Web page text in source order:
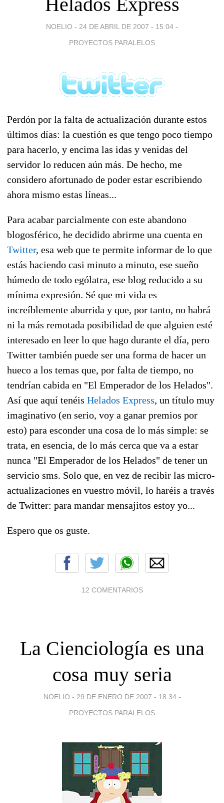
NOELIO - 24 DE ABRIL DE 2007 - 15:04 -
PROYECTOS PARALELOS
Perdón por la falta de actualización durante estos
últimos días: la cuestión es que tengo poco tiempo
para hacerlo, y encima las idas y venidas del
servidor lo reducen aún más. De hecho, me
considero afortunado de poder estar escribiendo
ahora mismo estas líneas...
Para acabar parcialmente con este abandono
blogosférico, he decidido abrirme una cuenta en
Twitter, esa web que te permite informar de lo que
estás haciendo casi minuto a minuto, ese sueño
húmedo de todo ególatra, ese blog reducido a su
mínima expresión. Sé que mi vida es
increíblemente aburrida y que, por tanto, no habrá
ni la más remotada posibilidad de que alguien esté
interesado en leer lo que hago durante el día, pero
Twitter también puede ser una forma de hacer un
hueco a los temas que, por falta de tiempo, no
tendrían cabida en "El Emperador de los Helados".
Así que aquí tenéis Helados Express, un título muy
imaginativo (en serio, voy a ganar premios por
esto) para esconder una cosa de lo más simple: se
trata, en esencia, de lo más cerca que va a estar
nunca "El Emperador de los Helados" de tener un
servicio sms. Solo que, en vez de recibir las micro-
actualizaciones en vuestro móvil, lo haréis a través
de Twitter: para mandar mensajitos estoy yo...
Espero que os guste.
12 COMENTARIOS
La Cienciología es una
cosa muy seria
NOELIO - 29 DE ENERO DE 2007 - 18:34 -
PROYECTOS PARALELOS